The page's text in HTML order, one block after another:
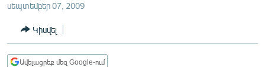
ՏՆՏԵՍՈՒԹՅՈՒՆ
ՂԱՐԱԲԱՂ
սեպտեմբեր 07, 2009
Կիսվել
Ավելացրեք մեզ Google-ում